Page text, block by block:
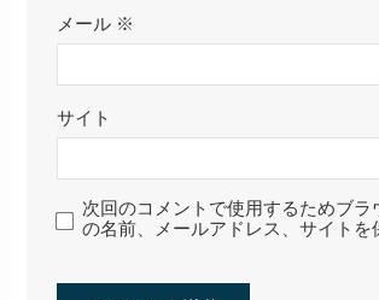
メール ※
サイト
次回のコメントで使用するためブラ
の名前、メールアドレス、サイトを